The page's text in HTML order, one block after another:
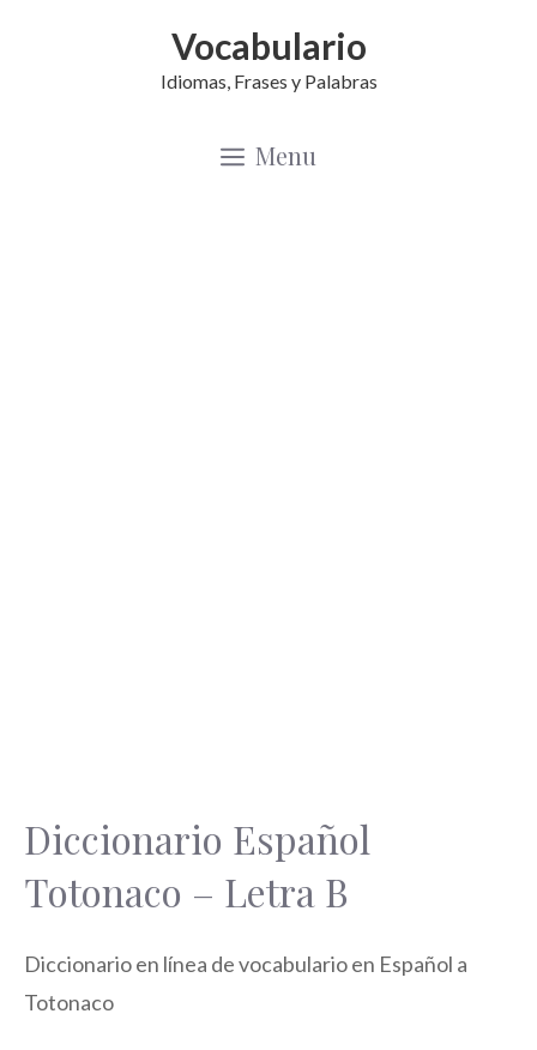
Vocabulario
Idiomas, Frases y Palabras
Menu
Diccionario Español
Totonaco – Letra B
Diccionario en línea de vocabulario en Español a
Totonaco